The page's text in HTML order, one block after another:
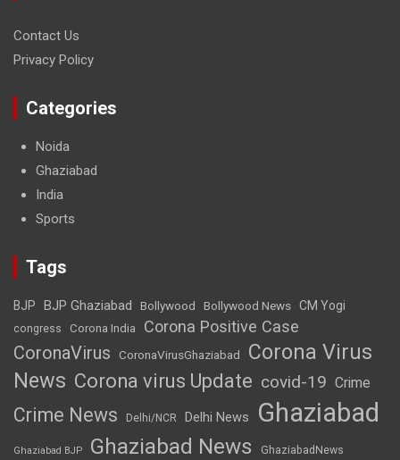
Contact Us
Privacy Policy
Categories
Noida
Ghaziabad
India
Sports
Tags
BJP BJP Ghaziabad Bollywood Bollywood News CM Yogi
congress Corona India Corona Positive Case
CoronaVirus CoronaVirusGhaziabad
Corona Virus
News Corona virus Update covid-19 Crime
Crime News Delhi/NCR Delhi News Ghaziabad
Ghaziabad BJP Ghaziabad News GhaziabadNews